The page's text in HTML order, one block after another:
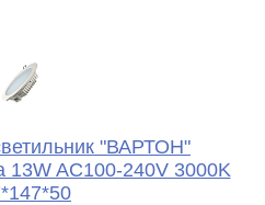
"ВАРТОН"
13W AC100-240V 3000K